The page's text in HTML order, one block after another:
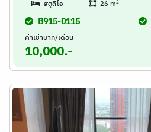
สตูดิโอ 26 m2
B915-0115
ค่าเช่าบาท/เดือน
10,000.-